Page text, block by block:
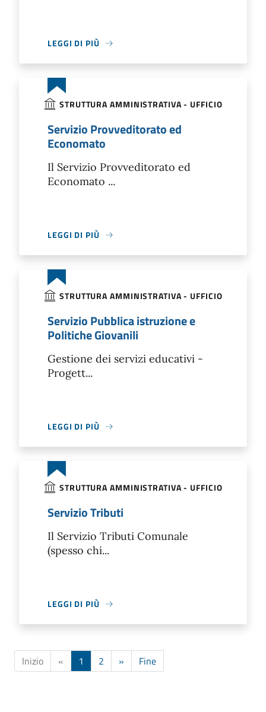
LEGGI DI PIÙ
STRUTTURA AMMINISTRATIVA - UFFICIO
Servizio Provveditorato ed
Economato
Il Servizio Provveditorato ed
Economato ...
LEGGI DI PIÙ
STRUTTURA AMMINISTRATIVA - UFFICIO
Servizio Pubblica istruzione e
Politiche Giovanili
Gestione dei servizi educativi -
Progett...
LEGGI DI PIÙ
STRUTTURA AMMINISTRATIVA - UFFICIO
Servizio Tributi
Il Servizio Tributi Comunale
(spesso chi...
LEGGI DI PIÙ
Inizio « 1 2 » Fine